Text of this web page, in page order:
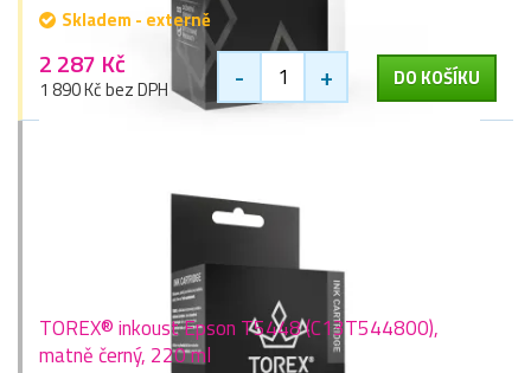
Skladem - externě
2 287 Kč
1 890 Kč bez DPH - + DO KOŠÍKU
TOREX® inkoust Epson T5448 (C13T544800),
matně černý, 220 ml